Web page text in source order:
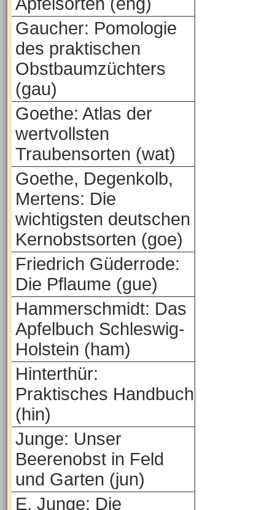
Gaucher: Pomologie
des praktischen
Obstbaumzüchters
(gau)
Goethe: Atlas der
wertvollsten
Traubensorten (wat)
Goethe, Degenkolb,
Mertens: Die
wichtigsten deutschen
Kernobstsorten (goe)
Friedrich Güderrode:
Die Pflaume (gue)
Hammerschmidt: Das
Apfelbuch Schleswig-
Holstein (ham)
Hinterthür:
Praktisches Handbuch
(hin)
Junge: Unser
Beerenobst in Feld
und Garten (jun)
E. Junge: Die